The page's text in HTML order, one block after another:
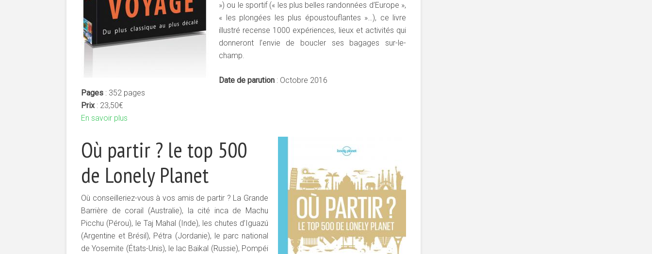
») ou le sportif (« les plus belles randonnées d’Europe »,
« les plongées les plus époustouflantes »…), ce livre
illustré recense 1000 expériences, lieux et activités qui
donneront l’envie de boucler ses bagages sur-le-
champ.
Date de parution : Octobre 2016
Pages : 352 pages
Prix: 23,50€
En savoir plus
Où partir ? le top 500
de Lonely Planet
Où conseilleriez-vous à vos amis de partir ? La Grande
Barrière de corail (Australie), la cité inca de Machu
Picchu (Pérou), le Taj Mahal (Inde), les chutes d’Iguazú
(Argentine et Brésil), Pétra (Jordanie), le parc national
de Yosemite (États-Unis), le lac Baïkal (Russie), Pompéi